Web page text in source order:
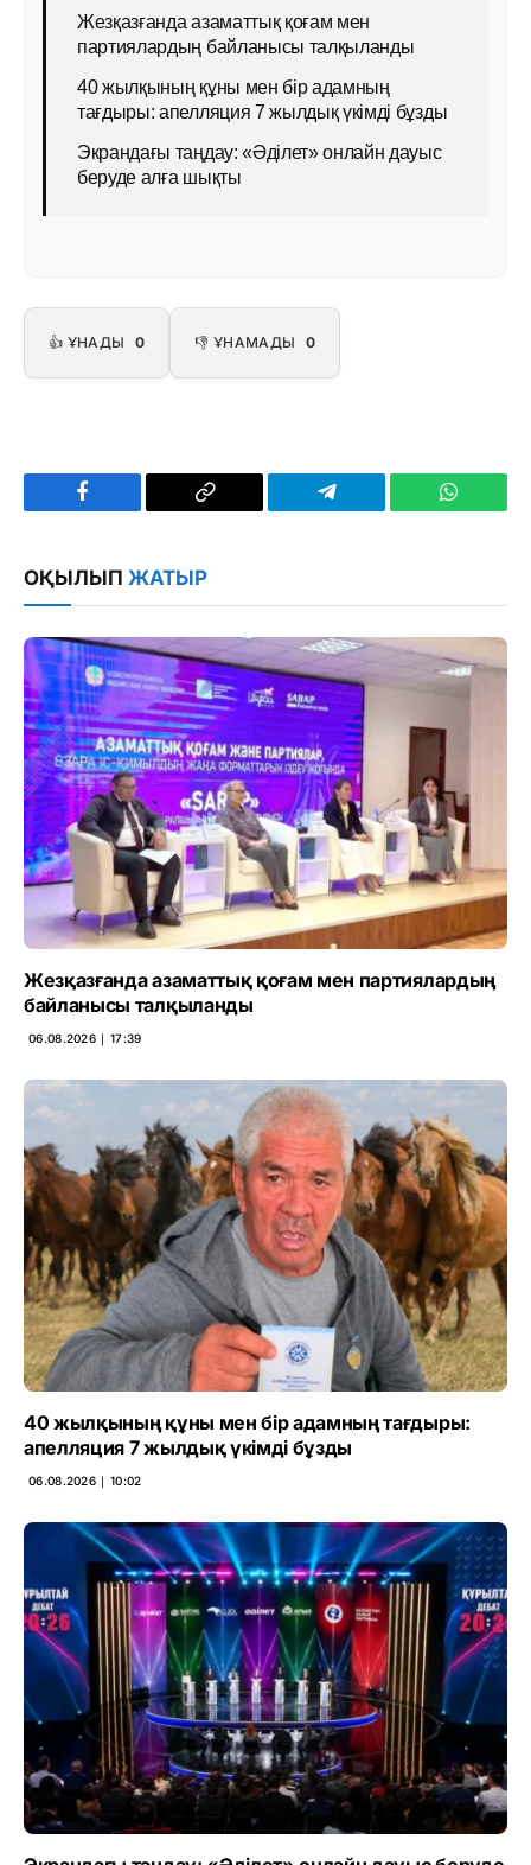
Жезқазғанда азаматтық қоғам мен
партиялардың байланысы талқыланды
40 жылқының құны мен бір адамның
тағдыры: апелляция 7 жылдық үкімді бұзды
Экрандағы таңдау: «Әділет» онлайн дауыс
беруде алға шықты
👍 ҰНАДЫ 0 👎 ҰНАМАДЫ 0
Facebook
Copy
Telegram
ОҚЫЛЫП ЖАТЫР
Жезқазғанда азаматтық қоғам мен партиялардың
байланысы талқыланды
06.08.2026 ∣ 17:39
40 жылқының құны мен бір адамның тағдыры:
апелляция 7 жылдық үкімді бұзды
06.08.2026 ∣ 10:02